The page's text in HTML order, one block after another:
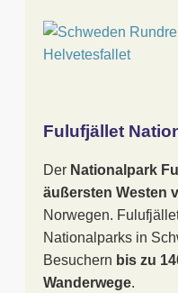
Fulufjället
Der Nationalpark
äußersten Westen
Norwegen.
Nationalparks in
Besuchern bis zu
Wanderwege.